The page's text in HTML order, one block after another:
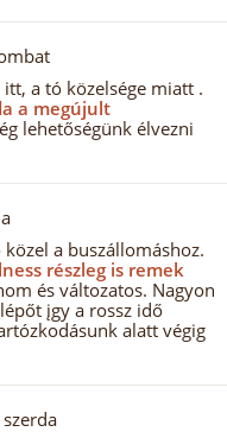
a tó közelsége miatt .
a megújult
lehetőségünk élvezni
a buszállomáshoz.
részleg is remek
és változatos. Nagyon
įgy a rossz idő
alatt végig